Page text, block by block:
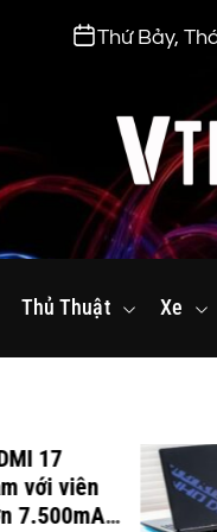
Thứ Bảy,
v
e
.
Thủ Thuật Xe